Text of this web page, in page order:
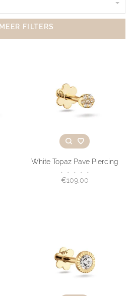
MEER FILTERS
White Topaz Pave Piercing
• • • • •
€109,00